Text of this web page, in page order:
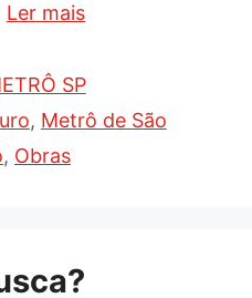
Ler mais
SP
, Metrô de São
, Obras